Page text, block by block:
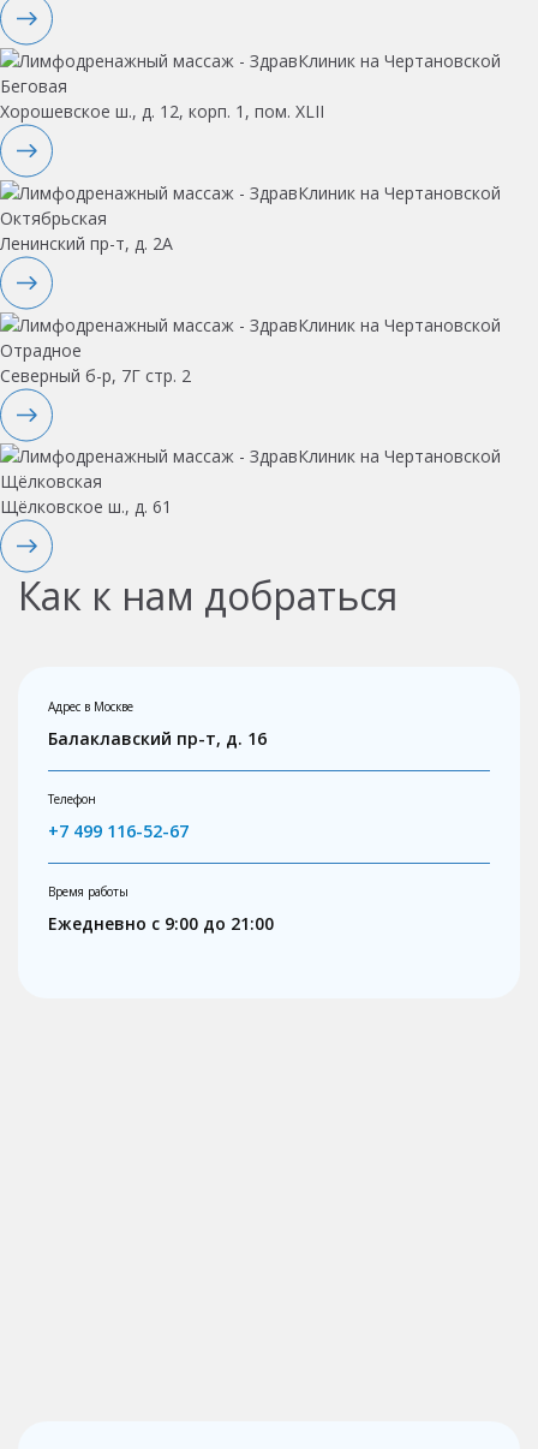
Беговая
Хорошевское ш., д. 12, корп. 1, пом. XLII
Октябрьская
Ленинский пр-т, д. 2А
Отрадное
Северный б-р, 7Г стр. 2
Щёлковская
Щёлковское ш., д. 61
Как к нам добраться
Адрес в Москве
Балаклавский пр-т, д. 16
Телефон
+7 499 116-52-67
Время работы
Ежедневно с 9:00 до 21:00